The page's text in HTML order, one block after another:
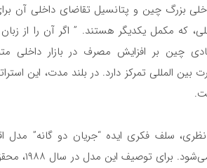
داخلی بزرگ چین و پتانسیل تقاضای داخلی
که مکمل یکدیگر هستند. ” اگر آن را از
چین بر افزایش مصرف در بازار
المللی تمرکز دارد. در بلند مدت، این
سلف فکری ایده “جریان ‌دو گانه”
شیائوپینگ